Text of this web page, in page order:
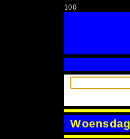
100